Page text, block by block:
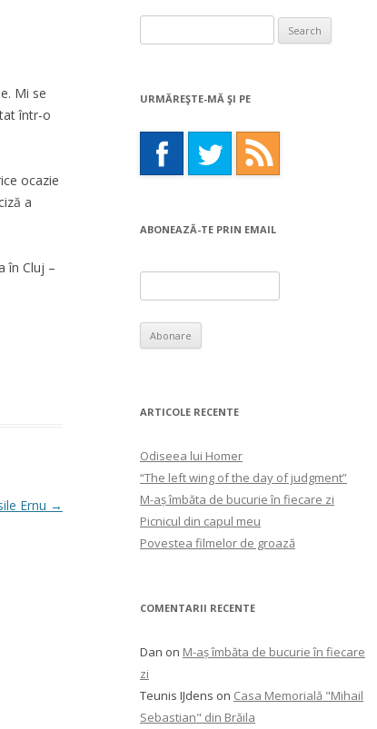
Mi se
într-o
ocazie
a
în Cluj –
Ernu →
for:
URMĂREŞTE-MĂ ŞI PE
ABONEAZĂ-TE PRIN EMAIL
ARTICOLE RECENTE
Odiseea lui Homer
“The left wing of the day of judgment”
M-aș îmbăta de bucurie în fiecare zi
Picnicul din capul meu
Povestea filmelor de groază
COMENTARII RECENTE
Dan on M-aș îmbăta de bucurie în fiecare
zi
Teunis IJdens on Casa Memorială "Mihail
Sebastian" din Brăila